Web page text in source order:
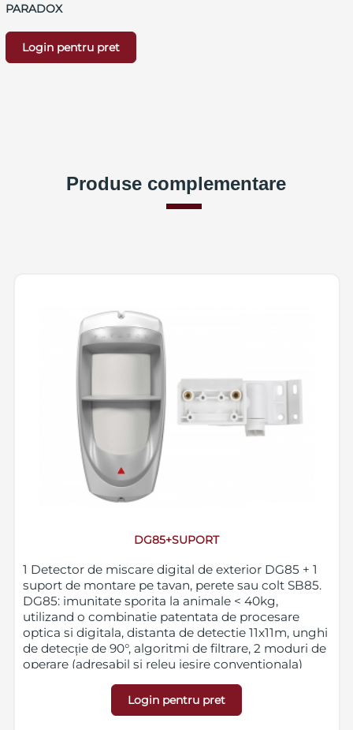
PARADOX
Login pentru pret
Produse complementare
DG85+SUPORT
1 Detector de miscare digital de exterior DG85 + 1
suport de montare pe tavan, perete sau colt SB85.
DG85: imunitate sporita la animale < 40kg,
utilizand o combinatie patentata de procesare
optica si digitala, distanta de detectie 11x11m, unghi
de detecție de 90°, algoritmi de filtrare, 2 moduri de
operare (adresabil si releu iesire conventionala)
Login pentru pret